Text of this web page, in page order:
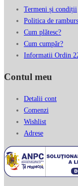
Termeni și condiții
Politica de
Cum plătesc?
Cum cumpăr?
Informatii Ordin
Contul meu
Detalii cont
Comenzi
Wishlist
Adrese